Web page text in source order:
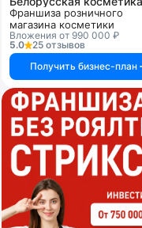
Франшиза розничного
магазина косметики
Вложения от 990 000 ₽
5.0
25 отзывов
Получить бизнес-план